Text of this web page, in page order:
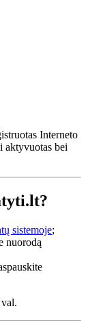
Interneto
aktyvuotas bei
sistemoje;
nuorodą